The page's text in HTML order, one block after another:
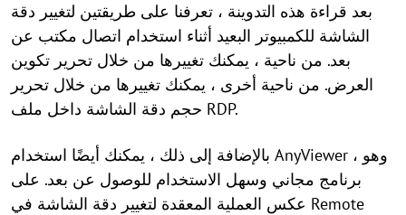
بعد قراءة هذه التدوينة ، تعرفنا على طريقتين لتغيير دقة
الشاشة للكمبيوتر البعيد أثناء استخدام اتصال مكتب عن
بعد. من ناحية ، يمكنك تغييرها من خلال تحرير تكوين
العرض. من ناحية أخرى ، يمكنك تغييرها من خلال تحرير
حجم دقة الشاشة داخل ملف RDP.
بالإضافة إلى ذلك ، يمكنك أيضًا استخدام AnyViewer ، وهو
برنامج مجاني وسهل الاستخدام للوصول عن بعد. على
عكس العملية المعقدة لتغيير دقة الشاشة في Remote